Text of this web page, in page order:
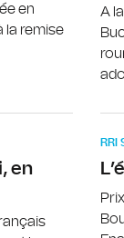
en
la remise
A
en
RRI